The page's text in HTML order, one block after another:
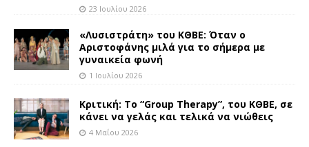
23 Ιουλίου 2026
«Λυσιστράτη» του ΚΘΒΕ: Όταν ο
Αριστοφάνης μιλά για το σήμερα με
γυναικεία φωνή
1 Ιουλίου 2026
Κριτική: Το “Group Therapy”, του ΚΘΒΕ, σε
κάνει να γελάς και τελικά να νιώθεις
4 Μαΐου 2026